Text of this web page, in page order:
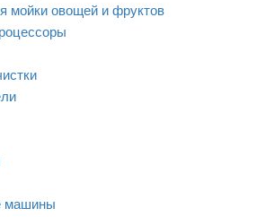
мойки овощей и фруктов
машины